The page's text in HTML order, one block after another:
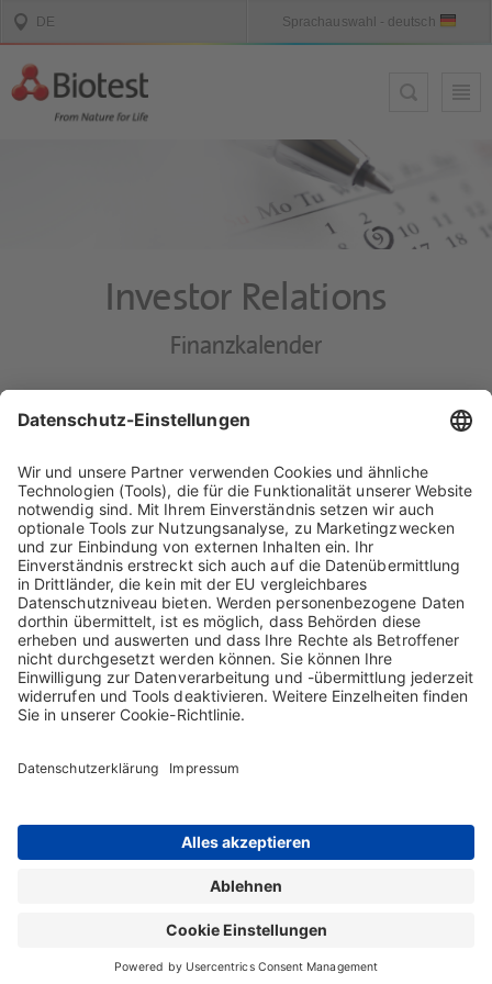
Investor Relations
Finanzkalender
Das Geschäftsjahr beginnt am 1. Januar und endet am 31.
Dezember.
Die Finanzberichte werden am Tag der Veröffentlichungen auf der
Biotest Internetseite zur Verfügung stehen.
26. März 2026 Veröffentlichung der FY 2025 Zahlen
21. Juli 2026 Ordentliche Hauptversammlung
Kontakt Sitemap Impressum AGB
Deutschland. Copyright © 2026 Biotest GmbH & Co. KGaA. Alle Rechte
vorbehalten. Biotest GmbH & Co. KGaA ist Inhaberin sämtlicher Marken und